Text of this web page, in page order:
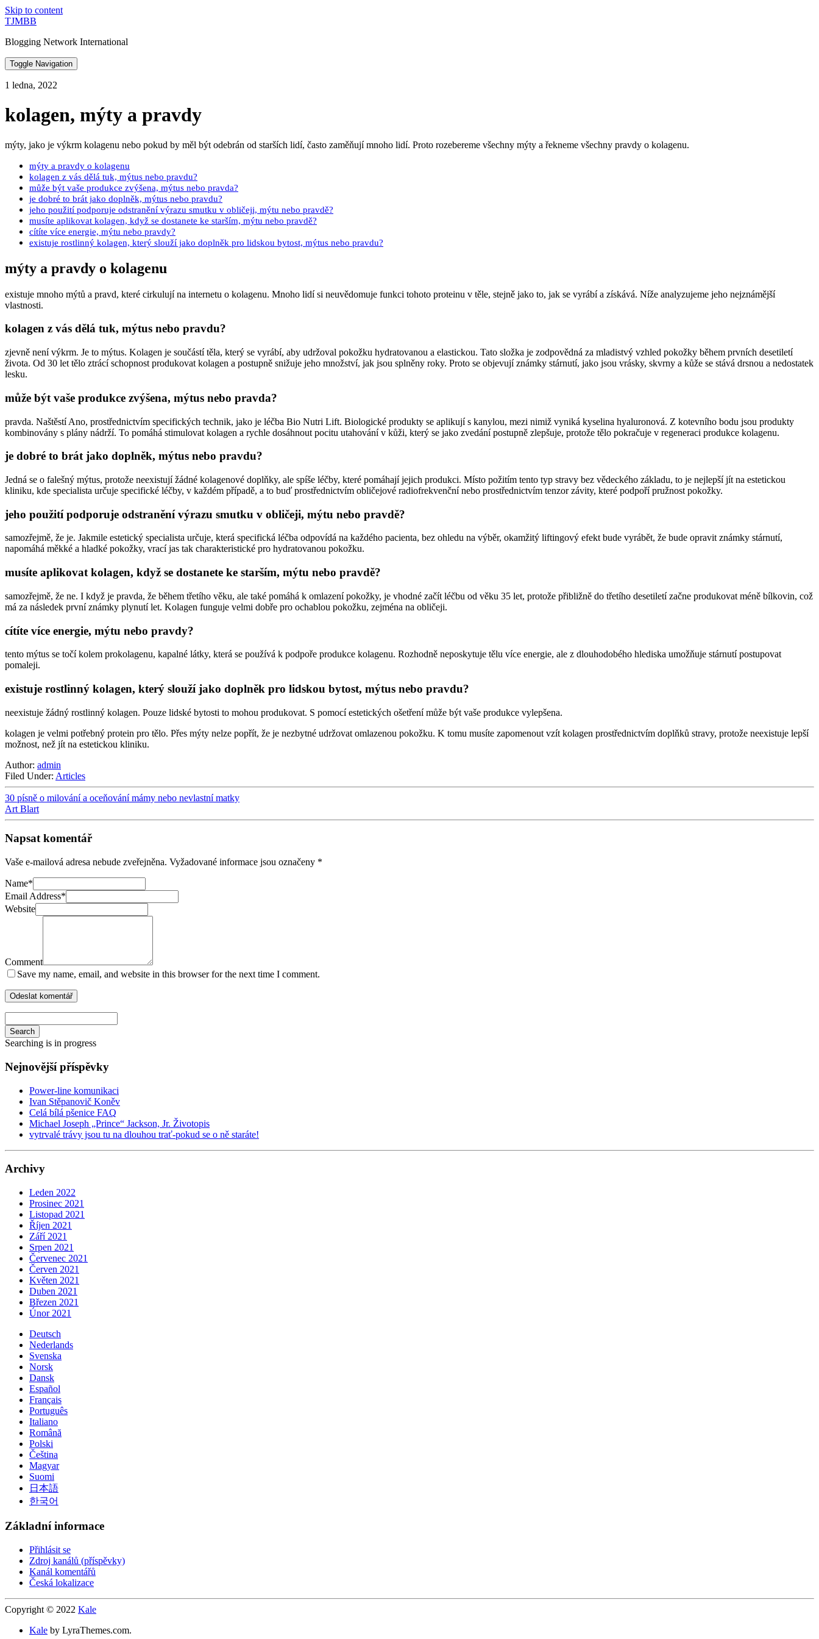
Skip to content
TJMBB
Blogging Network International
Toggle Navigation
1 ledna, 2022
kolagen, mýty a pravdy
mýty, jako je výkrm kolagenu nebo pokud by měl být odebrán od starších lidí, často zaměňují mnoho lidí. Proto rozebereme všechny mýty a řekneme všechny pravdy o kolagenu.
mýty a pravdy o kolagenu
kolagen z vás dělá tuk, mýtus nebo pravdu?
může být vaše produkce zvýšena, mýtus nebo pravda?
je dobré to brát jako doplněk, mýtus nebo pravdu?
jeho použití podporuje odstranění výrazu smutku v obličeji, mýtu nebo pravdě?
musíte aplikovat kolagen, když se dostanete ke starším, mýtu nebo pravdě?
cítíte více energie, mýtu nebo pravdy?
existuje rostlinný kolagen, který slouží jako doplněk pro lidskou bytost, mýtus nebo pravdu?
mýty a pravdy o kolagenu
existuje mnoho mýtů a pravd, které cirkulují na internetu o kolagenu. Mnoho lidí si neuvědomuje funkci tohoto proteinu v těle, stejně jako to, jak se vyrábí a získává. Níže analyzujeme jeho nejznámější
vlastnosti.
kolagen z vás dělá tuk, mýtus nebo pravdu?
zjevně není výkrm. Je to mýtus. Kolagen je součástí těla, který se vyrábí, aby udržoval pokožku hydratovanou a elastickou. Tato složka je zodpovědná za mladistvý vzhled pokožky během prvních desetiletí
života. Od 30 let tělo ztrácí schopnost produkovat kolagen a postupně snižuje jeho množství, jak jsou splněny roky. Proto se objevují známky stárnutí, jako jsou vrásky, skvrny a kůže se stává drsnou a nedostatek
lesku.
může být vaše produkce zvýšena, mýtus nebo pravda?
pravda. Naštěstí Ano, prostřednictvím specifických technik, jako je léčba Bio Nutri Lift. Biologické produkty se aplikují s kanylou, mezi nimiž vyniká kyselina hyaluronová. Z kotevního bodu jsou produkty
kombinovány s plány nádrží. To pomáhá stimulovat kolagen a rychle dosáhnout pocitu utahování v kůži, který se jako zvedání postupně zlepšuje, protože tělo pokračuje v regeneraci produkce kolagenu.
je dobré to brát jako doplněk, mýtus nebo pravdu?
Jedná se o falešný mýtus, protože neexistují žádné kolagenové doplňky, ale spíše léčby, které pomáhají jejich produkci. Místo požitím tento typ stravy bez vědeckého základu, to je nejlepší jít na estetickou
kliniku, kde specialista určuje specifické léčby, v každém případě, a to buď prostřednictvím obličejové radiofrekvenční nebo prostřednictvím tenzor závity, které podpoří pružnost pokožky.
jeho použití podporuje odstranění výrazu smutku v obličeji, mýtu nebo pravdě?
samozřejmě, že je. Jakmile estetický specialista určuje, která specifická léčba odpovídá na každého pacienta, bez ohledu na výběr, okamžitý liftingový efekt bude vyrábět, že bude opravit známky stárnutí,
napomáhá měkké a hladké pokožky, vrací jas tak charakteristické pro hydratovanou pokožku.
musíte aplikovat kolagen, když se dostanete ke starším, mýtu nebo pravdě?
samozřejmě, že ne. I když je pravda, že během třetího věku, ale také pomáhá k omlazení pokožky, je vhodné začít léčbu od věku 35 let, protože přibližně do třetího desetiletí začne produkovat méně bílkovin, což
má za následek první známky plynutí let. Kolagen funguje velmi dobře pro ochablou pokožku, zejména na obličeji.
cítíte více energie, mýtu nebo pravdy?
tento mýtus se točí kolem prokolagenu, kapalné látky, která se používá k podpoře produkce kolagenu. Rozhodně neposkytuje tělu více energie, ale z dlouhodobého hlediska umožňuje stárnutí postupovat
pomaleji.
existuje rostlinný kolagen, který slouží jako doplněk pro lidskou bytost, mýtus nebo pravdu?
neexistuje žádný rostlinný kolagen. Pouze lidské bytosti to mohou produkovat. S pomocí estetických ošetření může být vaše produkce vylepšena.
kolagen je velmi potřebný protein pro tělo. Přes mýty nelze popřít, že je nezbytné udržovat omlazenou pokožku. K tomu musíte zapomenout vzít kolagen prostřednictvím doplňků stravy, protože neexistuje lepší
možnost, než jít na estetickou kliniku.
Author: admin
Filed Under: Articles
30 písně o milování a oceňování mámy nebo nevlastní matky
Art Blart
Napsat komentář
Vaše e-mailová adresa nebude zveřejněna. Vyžadované informace jsou označeny *
Name*
Email Address*
Website
Comment
Save my name, email, and website in this browser for the next time I comment.
Search
Searching is in progress
Nejnovější příspěvky
Power-line komunikaci
Ivan Stěpanovič Koněv
Celá bílá pšenice FAQ
Michael Joseph „Prince“ Jackson, Jr. Životopis
vytrvalé trávy jsou tu na dlouhou trať-pokud se o ně staráte!
Archivy
Leden 2022
Prosinec 2021
Listopad 2021
Říjen 2021
Září 2021
Srpen 2021
Červenec 2021
Červen 2021
Květen 2021
Duben 2021
Březen 2021
Únor 2021
Deutsch
Nederlands
Svenska
Norsk
Dansk
Español
Français
Português
Italiano
Română
Polski
Čeština
Magyar
Suomi
日本語
한국어
Základní informace
Přihlásit se
Zdroj kanálů (příspěvky)
Kanál komentářů
Česká lokalizace
Copyright © 2022 Kale
Kale by LyraThemes.com.